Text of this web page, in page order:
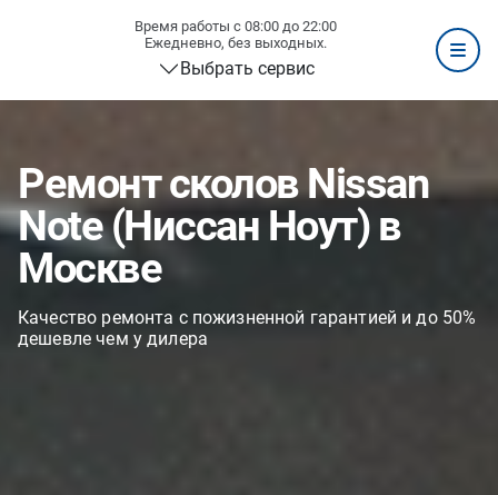
Время работы с 08:00 до 22:00
Ежедневно, без выходных.
Выбрать сервис
Ремонт сколов Nissan
Note (Ниссан Ноут) в
Москве
Качество ремонта с пожизненной гарантией и до 50%
дешевле чем у дилера